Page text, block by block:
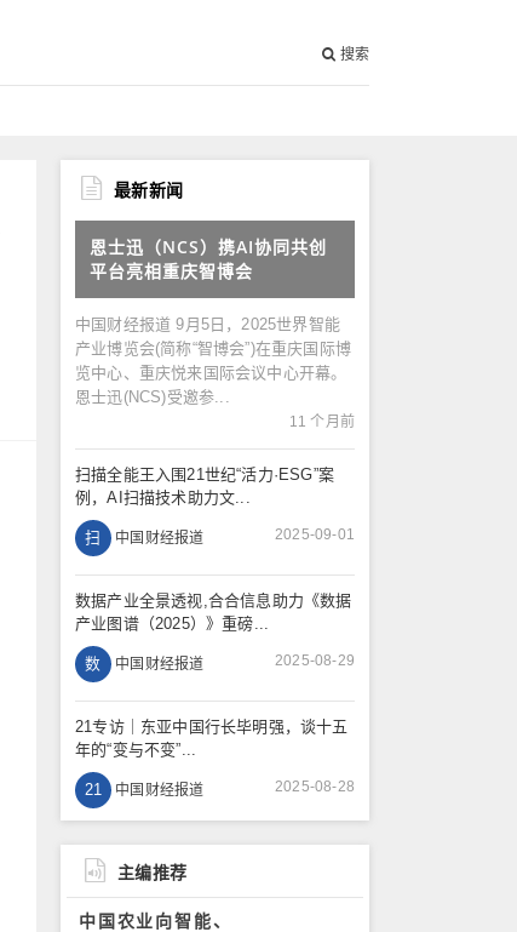
搜索
最新新闻
恩士迅（NCS）携AI协同共创
平台亮相重庆智博会
中国财经报道 9月5日，2025世界智能
产业博览会(简称“智博会”)在重庆国际博
览中心、重庆悦来国际会议中心开幕。
恩士迅(NCS)受邀参...
11 个月前
扫描全能王入围21世纪“活力·ESG”案
例，AI扫描技术助力文...
扫 中国财经报道 2025-09-01
数据产业全景透视,合合信息助力《数据
产业图谱（2025）》重磅...
数 中国财经报道 2025-08-29
21专访｜东亚中国行长毕明强，谈十五
年的“变与不变”...
21 中国财经报道 2025-08-28
主编推荐
中国农业向智能、